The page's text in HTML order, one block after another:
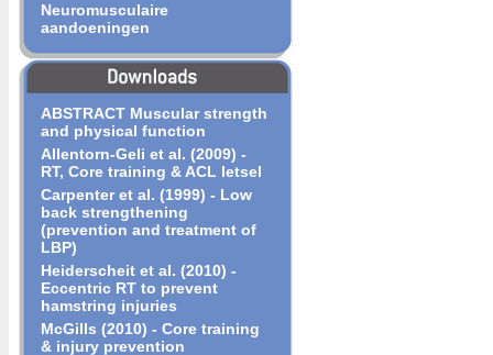
Neuromusculaire
aandoeningen
ABSTRACT Muscular strength
and physical function
Allentorn-Geli et al. (2009) -
RT, Core training & ACL letsel
Carpenter et al. (1999) - Low
back strengthening
(prevention and treatment of
LBP)
Heiderscheit et al. (2010) -
Eccentric RT to prevent
hamstring injuries
McGills (2010) - Core training
& injury prevention